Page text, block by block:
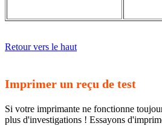
Retour vers le haut
Imprimer un reçu de test
Si votre imprimante ne fonctionne
plus d'investigations ! Essayons